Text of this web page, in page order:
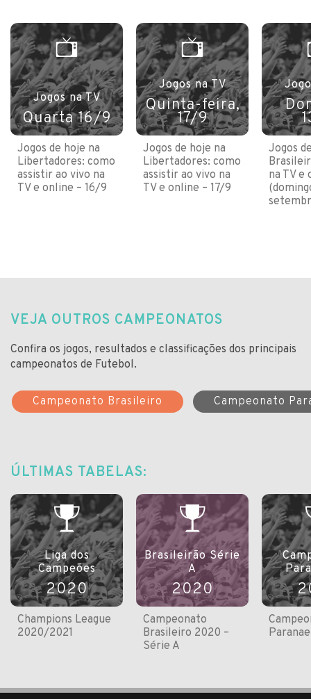
Jogos na TV
Quarta 16/9
Jogos de hoje na
Libertadores: como
assistir ao vivo na
TV e online – 16/9
Jogos na TV
Quinta-feira,
17/9
Jogos de hoje na
Libertadores: como
assistir ao vivo na
TV e online – 17/9
Jogos
na TV e
VEJA OUTROS CAMPEONATOS
Confira os jogos, resultados e classificações dos principais
campeonatos de Futebol.
Campeonato Brasileiro Campeonato
ÚLTIMAS TABELAS:
Liga dos
Campeões
2020
Champions League
2020/2021
Brasileirão Série
A
2020
Campeonato
Brasileiro 2020 –
Série A